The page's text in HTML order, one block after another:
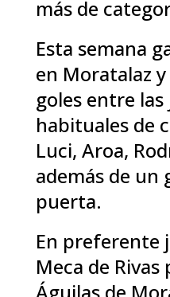
más de
Esta semana
en Moratalaz
goles entre
habituales de
Luci, Aroa,
además de un
puerta.
En preferente
Meca de